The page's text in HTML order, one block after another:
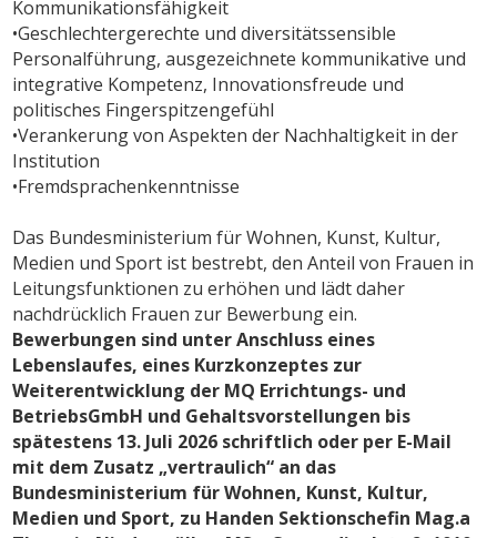
Kommunikationsfähigkeit
•Geschlechtergerechte und diversitätssensible
Personalführung, ausgezeichnete kommunikative und
integrative Kompetenz, Innovationsfreude und
politisches Fingerspitzengefühl
•Verankerung von Aspekten der Nachhaltigkeit in der
Institution
•Fremdsprachenkenntnisse
Das Bundesministerium für Wohnen, Kunst, Kultur,
Medien und Sport ist bestrebt, den Anteil von Frauen in
Leitungsfunktionen zu erhöhen und lädt daher
nachdrücklich Frauen zur Bewerbung ein.
Bewerbungen sind unter Anschluss eines
Lebenslaufes, eines Kurzkonzeptes zur
Weiterentwicklung der MQ Errichtungs- und
BetriebsGmbH und Gehaltsvorstellungen bis
spätestens 13. Juli 2026 schriftlich oder per E-Mail
mit dem Zusatz „vertraulich“ an das
Bundesministerium für Wohnen, Kunst, Kultur,
Medien und Sport, zu Handen Sektionschefin Mag.a